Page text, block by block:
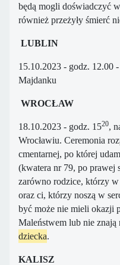
będą mogli doświadczyć
również przeżyły śmierć
LUBLIN
15.10.2023 - godz. 12.00
Majdanku
WROCŁAW
18.10.2023 - godz. 1520,
Wrocławiu. Ceremonia
cmentarnej, po której
(kwatera nr 79, po prawej
zarówno rodzice, którzy
oraz ci, którzy noszą w
być może nie mieli okazji
Maleństwem lub nie
dziecka.
KALISZ